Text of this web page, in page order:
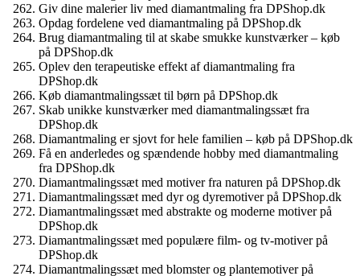
Giv dine malerier liv med diamantmaling fra DPShop.dk
Opdag fordelene ved diamantmaling på DPShop.dk
Brug diamantmaling til at skabe smukke kunstværker – køb
på DPShop.dk
Oplev den terapeutiske effekt af diamantmaling fra
DPShop.dk
Køb diamantmalingssæt til børn på DPShop.dk
Skab unikke kunstværker med diamantmalingssæt fra
DPShop.dk
Diamantmaling er sjovt for hele familien – køb på DPShop.dk
Få en anderledes og spændende hobby med diamantmaling
fra DPShop.dk
Diamantmalingssæt med motiver fra naturen på DPShop.dk
Diamantmalingssæt med dyr og dyremotiver på DPShop.dk
Diamantmalingssæt med abstrakte og moderne motiver på
DPShop.dk
Diamantmalingssæt med populære film- og tv-motiver på
DPShop.dk
Diamantmalingssæt med blomster og plantemotiver på